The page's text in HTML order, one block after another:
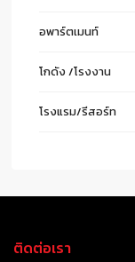
อพาร์ตเมนท์
โกดัง /โรงงาน
โรงแรม/รีสอร์ท
ติดต่อเรา